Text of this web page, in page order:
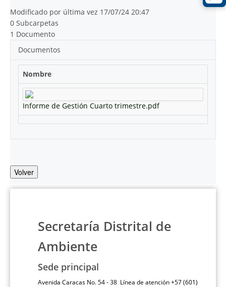
Modificado por última vez 17/07/24 20:47
0 Subcarpetas
1 Documento
Documentos
Nombre
Informe de Gestión Cuarto trimestre.pdf
Volver
Secretaría Distrital de
Ambiente
Sede principal
Avenida Caracas No. 54 - 38 Línea de atención +57 (601)